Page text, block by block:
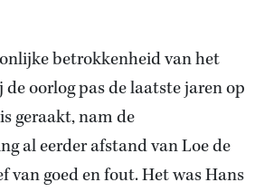
betrokkenheid van het
oorlog pas de laatste jaren op
geraakt, nam de
al eerder afstand van Loe de
van goed en fout. Het was Hans